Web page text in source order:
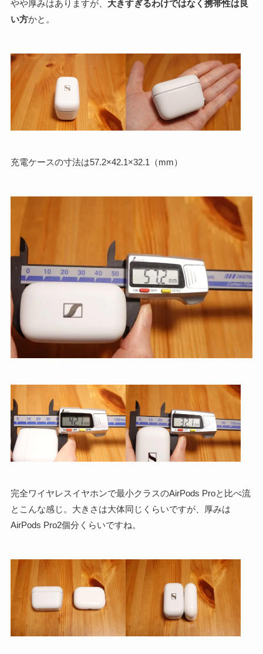
やや厚みはありますが、 大きすぎるわけではなく携帯性は良
い方かと。
充電ケースの寸法は57.2×42.1×32.1（mm）
完全ワイヤレスイヤホンで最小クラスのAirPods Proと比べ流
とこんな感じ。大きさは大体同じくらいですが、厚みは
AirPods Pro2個分くらいですね。